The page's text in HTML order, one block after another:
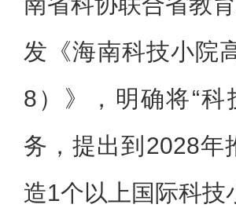
发《海南科技小院
8）》，明确将“
务，提出到2028年
造1个以上国际科技